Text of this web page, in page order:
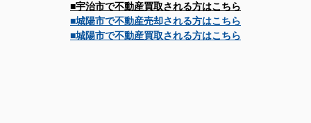
■宇治市で不動産買取される方はこちら
■城陽市で不動産売却される方はこちら
■城陽市で不動産買取される方はこちら